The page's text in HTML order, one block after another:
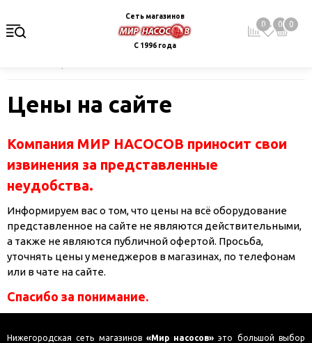
Сеть магазинов
С 1996 года
0 0 0
Цены на сайте
Компания МИР НАСОСОВ приносит свои
извинения за представленные
неудобства.
Информируем вас о том, что цены на всё оборудование
представленное на сайте не являются действительными,
а также не являются публичной офертой. Просьба,
уточнять цены у менеджеров в магазинах, по телефонам
или в чате на сайте.
Спасибо за понимание.
Нижегородская сеть магазинов «Мир насосов» это большой выбор